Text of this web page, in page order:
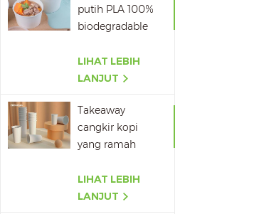
putih PLA 100%
biodegradable
LIHAT LEBIH
LANJUT
Takeaway
cangkir kopi
yang ramah
Grosir
LIHAT LEBIH
LANJUT